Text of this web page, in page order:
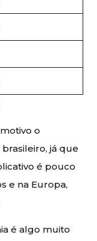
o
já que
é pouco
e na Europa,
é algo muito